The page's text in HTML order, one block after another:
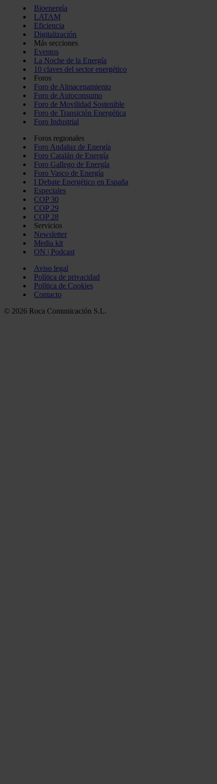
Bioenergía
LATAM
Eficiencia
Digitalización
Más secciones
Eventos
La Noche de la Energía
10 claves del sector energético
Foros
Foro de Almacenamiento
Foro de Autoconsumo
Foro de Movilidad Sostenible
Foro de Transición Energética
Foro Industrial
Foros regionales
Foro Andaluz de Energía
Foro Catalán de Energía
Foro Gallego de Energía
Foro Vasco de Energía
I Debate Energético en España
Especiales
COP 30
COP 29
COP 28
Servicios
Newsletter
Media kit
ON | Podcast
Aviso legal
Política de privacidad
Política de Cookies
Contacto
© 2026 Roca Comunicación S.L.